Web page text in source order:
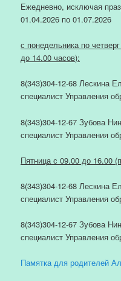
Ежедневно, исключая
01.04.2026 по 01.07.2026
с понедельника по
до 14.00 часов):
8(343)304-12-68 Лескина
специалист Управления
8(343)304-12-67 Зубова
специалист Управления
Пятница с 09.00 до 16.00
8(343)304-12-68 Лескина
специалист Управления
8(343)304-12-67 Зубова
специалист Управления
Памятка для родителей